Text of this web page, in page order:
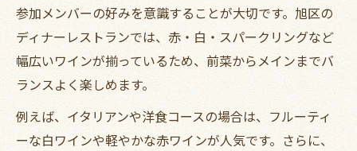
参加メンバーの好みを意識することが大切です。旭区の
ディナーレストランでは、赤・白・スパークリングなど
幅広いワインが揃っているため、前菜からメインまでバ
ランスよく楽しめます。
例えば、イタリアンや洋食コースの場合は、フルーティ
ーな白ワインや軽やかな赤ワインが人気です。さらに、